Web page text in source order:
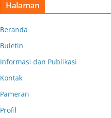
Halaman
Beranda
Buletin
Informasi dan Publikasi
Kontak
Pameran
Profil